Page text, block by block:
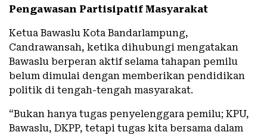
Pengawasan Partisipatif Masyarakat
Ketua Bawaslu Kota Bandarlampung,
Candrawansah, ketika dihubungi mengatakan
Bawaslu berperan aktif selama tahapan pemilu
belum dimulai dengan memberikan pendidikan
politik di tengah-tengah masyarakat.
“Bukan hanya tugas penyelenggara pemilu; KPU,
Bawaslu, DKPP, tetapi tugas kita bersama dalam